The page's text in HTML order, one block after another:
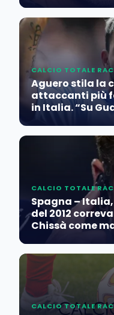
CALCIO TOTALE
Aguero stila la
attaccanti più
in Italia. “Su
CALCIO TOTALE
Spagna –
del 2012
Chissà come
CALCIO TOTALE